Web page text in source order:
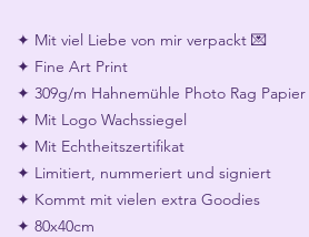
✦ Mit viel Liebe von mir verpackt 💌
✦ Fine Art Print
✦ 309g/m Hahnemühle Photo Rag Papier
✦ Mit Logo Wachssiegel
✦ Mit Echtheitszertifikat
✦ Limitiert, nummeriert und signiert
✦ Kommt mit vielen extra Goodies
✦ 80x40cm